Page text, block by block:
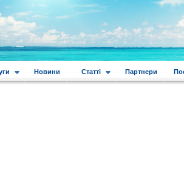
Новини Статті Партнери